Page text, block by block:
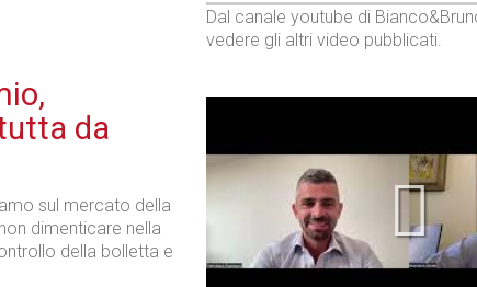
da
sul mercato della
dimenticare nella
della bolletta e
Dal canale youtube di
vedere gli altri video pubblicati.